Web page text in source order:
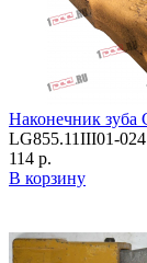
Наконечник зуба
LG855.11III01-024
114 р.
В корзину